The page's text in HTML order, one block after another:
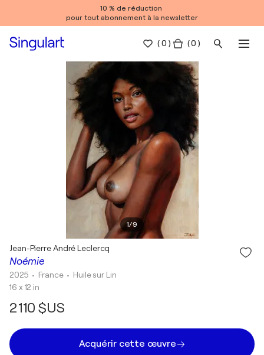
10 % de réduction
pour tout abonnement à la newsletter
(0 ) ( 0 )
1/9
Noémie
Jean-Pierre André Leclercq
2025 • France • Huile sur Lin
16 x 12 in
2 110 $US
Acquérir cette œuvre